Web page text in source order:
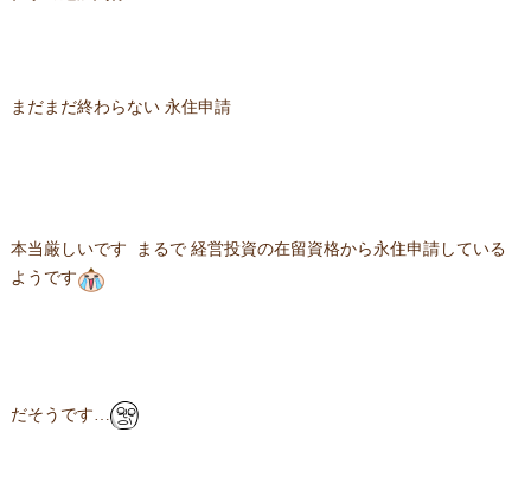
まだまだ終わらない 永住申請
本当厳しいです まるで 経営投資の在留資格から永住申請している
ようです
だそうです…